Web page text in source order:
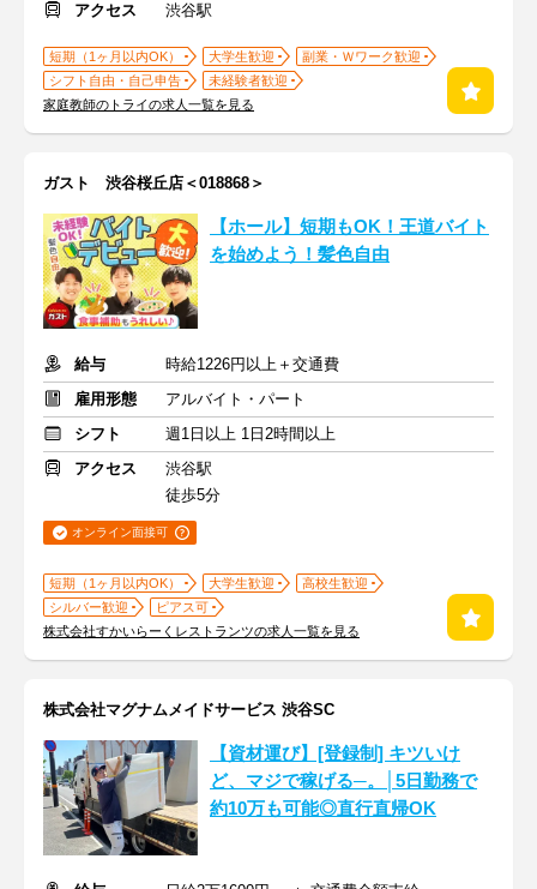
アクセス
渋谷駅
短期（1ヶ月以内OK） 大学生歓迎
副業・Ｗワーク歓迎
シフト自由・自己申告
未経験者歓迎
家庭教師のトライの求人一覧を見る
ガスト 渋谷桜丘店＜018868＞
【ホール】短期もOK！王道バイト
を始めよう！髪色自由
給与
時給1226円以上＋交通費
雇用形態
アルバイト・パート
シフト
週1日以上 1日2時間以上
アクセス
渋谷駅
徒歩5分
オンライン面接可
短期（1ヶ月以内OK） 大学生歓迎
高校生歓迎
シルバー歓迎
ピアス可
株式会社すかいらーくレストランツの求人一覧を見る
株式会社マグナムメイドサービス 渋谷SC
【資材運び】[登録制] キツいけ
ど、マジで稼げる─。│5日勤務で
約10万も可能◎直行直帰OK